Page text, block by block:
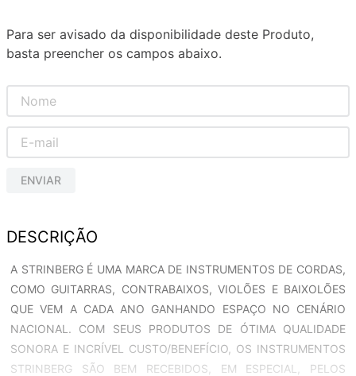
Para ser avisado da disponibilidade deste Produto,
basta preencher os campos abaixo.
ENVIAR
DESCRIÇÃO
A STRINBERG É UMA MARCA DE INSTRUMENTOS DE CORDAS,
COMO GUITARRAS, CONTRABAIXOS, VIOLÕES E BAIXOLÕES
QUE VEM A CADA ANO GANHANDO ESPAÇO NO CENÁRIO
NACIONAL. COM SEUS PRODUTOS DE ÓTIMA QUALIDADE
SONORA E INCRÍVEL CUSTO/BENEFÍCIO, OS INSTRUMENTOS
STRINBERG SÃO BEM RECEBIDOS, EM ESPECIAL, PELOS